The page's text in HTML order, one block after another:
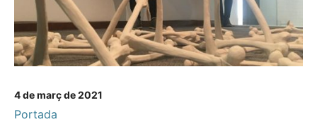
4 de març de 2021
Portada